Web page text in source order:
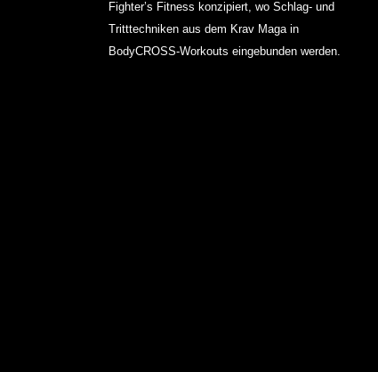
Fighter’s Fitness konzipiert, wo Schlag- und
Tritttechniken aus dem Krav Maga in
BodyCROSS-Workouts eingebunden werden.